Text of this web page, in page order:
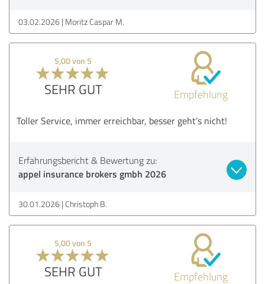
03.02.2026 Moritz Caspar M.
5,00 von 5
SEHR GUT Empfehlung
Toller Service, immer erreichbar, besser geht’s nicht!
Erfahrungsbericht & Bewertung zu:
appel insurance brokers gmbh 2026
30.01.2026 Christoph B.
5,00 von 5
SEHR GUT Empfehlung